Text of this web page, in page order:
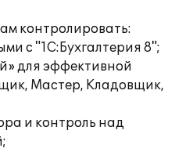
контролировать:
с "1С:Бухгалтерия 8";
для эффективной
Мастер, Кладовщик,
и контроль над